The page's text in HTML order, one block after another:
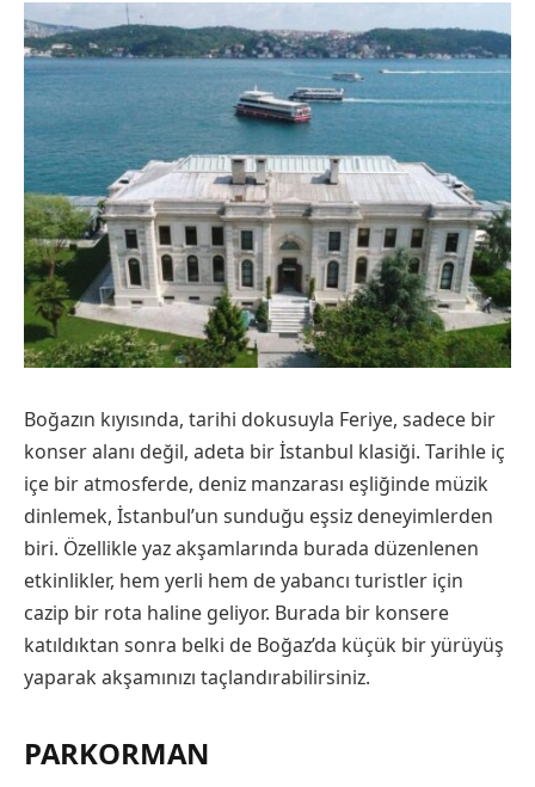
Boğazın kıyısında, tarihi dokusuyla Feriye, sadece bir
konser alanı değil, adeta bir İstanbul klasiği. Tarihle iç
içe bir atmosferde, deniz manzarası eşliğinde müzik
dinlemek, İstanbul’un sunduğu eşsiz deneyimlerden
biri. Özellikle yaz akşamlarında burada düzenlenen
etkinlikler, hem yerli hem de yabancı turistler için
cazip bir rota haline geliyor. Burada bir konsere
katıldıktan sonra belki de Boğaz’da küçük bir yürüyüş
yaparak akşamınızı taçlandırabilirsiniz.
PARKORMAN